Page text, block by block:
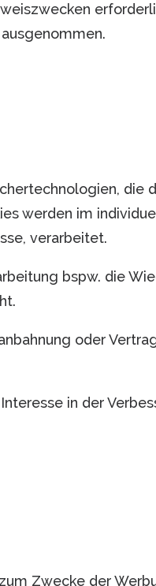
die
werden im
verarbeitet.
bspw. die
oder
in der
Zwecke der